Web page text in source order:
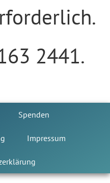
2441.
Spenden
Impressum